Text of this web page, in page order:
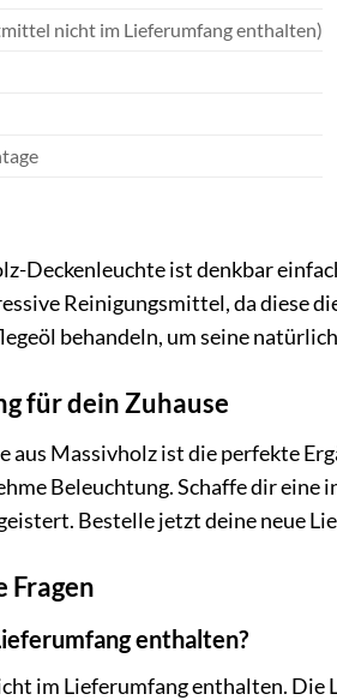
nicht im Lieferumfang enthalten)
Deckenleuchte ist denkbar
Reinigungsmittel, da diese
behandeln, um seine
für dein Zuhause
aus Massivholz ist die perfekte
Beleuchtung. Schaffe dir
Bestelle jetzt deine neue
Fragen
enthalten?
im Lieferumfang enthalten.